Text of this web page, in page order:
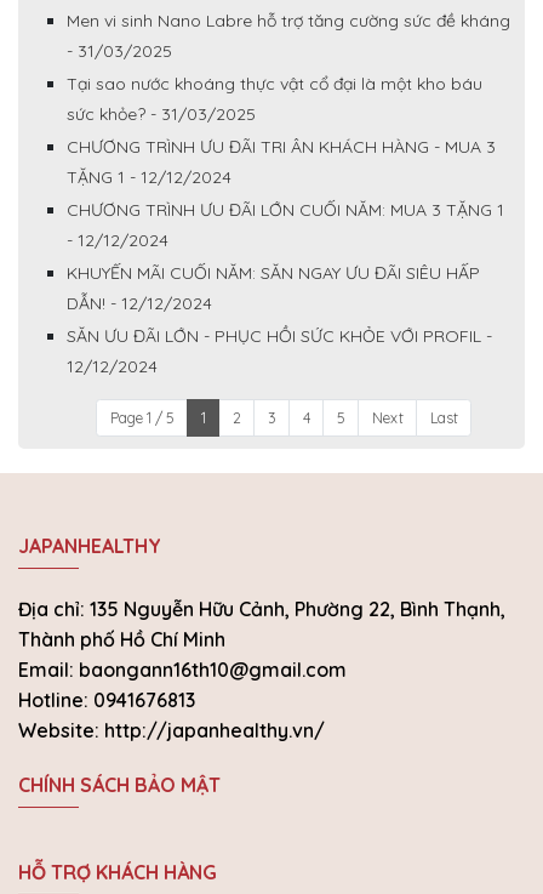
Men vi sinh Nano Labre hỗ trợ tăng cường sức đề kháng
- 31/03/2025
Tại sao nước khoáng thực vật cổ đại là một kho báu
sức khỏe? - 31/03/2025
CHƯƠNG TRÌNH ƯU ĐÃI TRI ÂN KHÁCH HÀNG - MUA 3
TẶNG 1 - 12/12/2024
CHƯƠNG TRÌNH ƯU ĐÃI LỚN CUỐI NĂM: MUA 3 TẶNG 1
- 12/12/2024
KHUYẾN MÃI CUỐI NĂM: SĂN NGAY ƯU ĐÃI SIÊU HẤP
DẪN! - 12/12/2024
SĂN ƯU ĐÃI LỚN - PHỤC HỒI SỨC KHỎE VỚI PROFIL -
12/12/2024
Page 1 / 5 1 2 3 4 5 Next Last
JAPANHEALTHY
Địa chỉ: 135 Nguyễn Hữu Cảnh, Phường 22, Bình Thạnh,
Thành phố Hồ Chí Minh
Email: baongann16th10@gmail.com
Hotline: 0941676813
Website: http://japanhealthy.vn/
CHÍNH SÁCH BẢO MẬT
HỖ TRỢ KHÁCH HÀNG